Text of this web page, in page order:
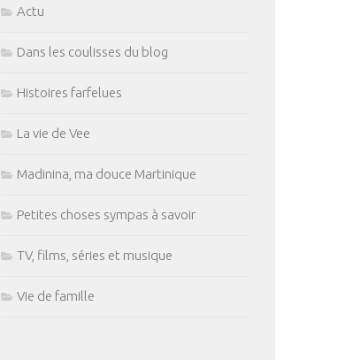
Actu
Dans les coulisses du blog
Histoires farfelues
La vie de Vee
Madinina, ma douce Martinique
Petites choses sympas à savoir
TV, films, séries et musique
Vie de famille